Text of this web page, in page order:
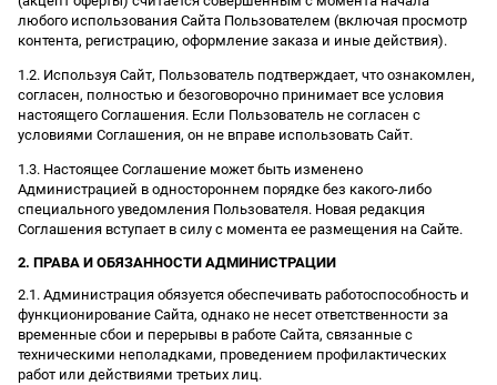
любого использования Сайта Пользователем (включая просмотр
контента, регистрацию, оформление заказа и иные действия).
1.2. Используя Сайт, Пользователь подтверждает, что ознакомлен,
согласен, полностью и безоговорочно принимает все условия
настоящего Соглашения. Если Пользователь не согласен с
условиями Соглашения, он не вправе использовать Сайт.
1.3. Настоящее Соглашение может быть изменено
Администрацией в одностороннем порядке без какого-либо
специального уведомления Пользователя. Новая редакция
Соглашения вступает в силу с момента ее размещения на Сайте.
2. ПРАВА И ОБЯЗАННОСТИ АДМИНИСТРАЦИИ
2.1. Администрация обязуется обеспечивать работоспособность и
функционирование Сайта, однако не несет ответственности за
временные сбои и перерывы в работе Сайта, связанные с
техническими неполадками, проведением профилактических
работ или действиями третьих лиц.